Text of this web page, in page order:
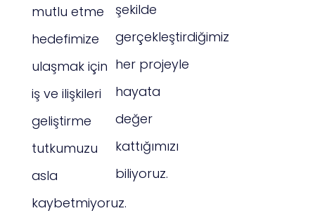
mutlu etme
hedefimize
ulaşmak için
iş ve ilişkileri
geliştirme
tutkumuzu
asla
kaybetmiyoruz.
şekilde
gerçekleştirdiğimiz
her projeyle
hayata
değer
kattığımızı
biliyoruz.